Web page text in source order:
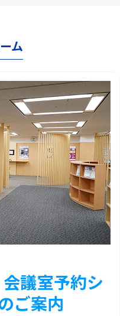
ム
議室予約シ
ご案内